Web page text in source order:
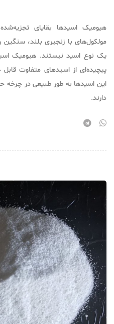
هیومیک اسید‌ها بقایای
مولکول‌های با زنجیری بلند،
یک نوع اسید نیستند. هیومیک
پیچیده‌ای از اسیدهای متفاوت
این اسیدها به طور طبیعی در چرخه
دارند.